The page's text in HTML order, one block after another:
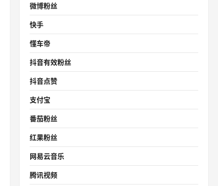
微博粉丝
快手
懂车帝
抖音有效粉丝
抖音点赞
支付宝
番茄粉丝
红果粉丝
网易云音乐
腾讯视频